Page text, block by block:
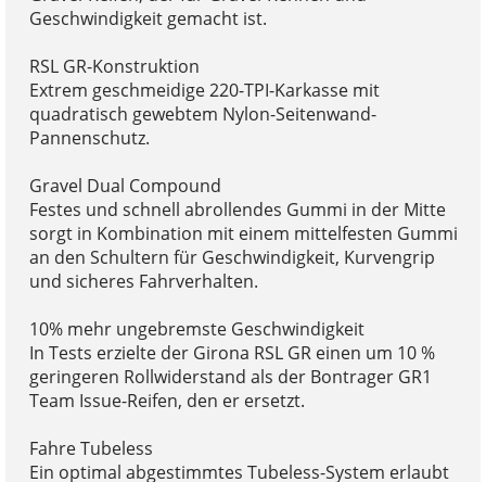
Geschwindigkeit gemacht ist.
RSL GR-Konstruktion
Extrem geschmeidige 220-TPI-Karkasse mit
quadratisch gewebtem Nylon-Seitenwand-
Pannenschutz.
Gravel Dual Compound
Festes und schnell abrollendes Gummi in der Mitte
sorgt in Kombination mit einem mittelfesten Gummi
an den Schultern für Geschwindigkeit, Kurvengrip
und sicheres Fahrverhalten.
10% mehr ungebremste Geschwindigkeit
In Tests erzielte der Girona RSL GR einen um 10 %
geringeren Rollwiderstand als der Bontrager GR1
Team Issue-Reifen, den er ersetzt.
Fahre Tubeless
Ein optimal abgestimmtes Tubeless-System erlaubt